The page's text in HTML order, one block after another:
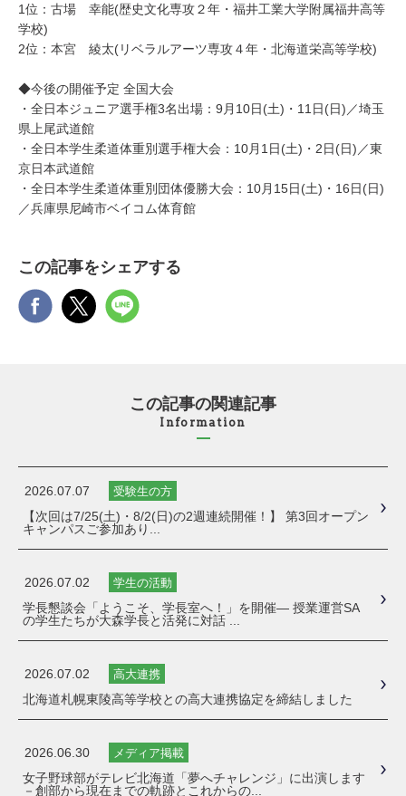
1位：古場 幸能(歴史文化専攻２年・福井工業大学附属福井高等
学校)
2位：本宮 綾太(リベラルアーツ専攻４年・北海道栄高等学校)
◆今後の開催予定 全国大会
・全日本ジュニア選手権3名出場：9月10日(土)・11日(日)／埼玉
県上尾武道館
・全日本学生柔道体重別選手権大会：10月1日(土)・2日(日)／東
京日本武道館
・全日本学生柔道体重別団体優勝大会：10月15日(土)・16日(日)
／兵庫県尼崎市ベイコム体育館
この記事をシェアする
この記事の関連記事
Information
2026.07.07 受験生の方
【次回は7/25(土)・8/2(日)の2週連続開催！】 第3回オープン
キャンパスご参加あり...
2026.07.02 学生の活動
学長懇談会「ようこそ、学長室へ！」を開催― 授業運営SA
の学生たちが大森学長と活発に対話 ...
2026.07.02 高大連携
北海道札幌東陵高等学校との高大連携協定を締結しました
2026.06.30 メディア掲載
女子野球部がテレビ北海道「夢へチャレンジ」に出演します
－創部から現在までの軌跡とこれからの...